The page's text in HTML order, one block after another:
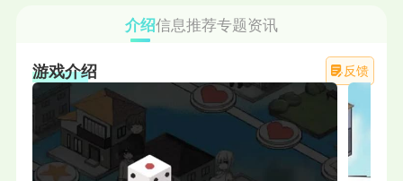
介绍信息推荐专题资讯
反馈
游戏介绍